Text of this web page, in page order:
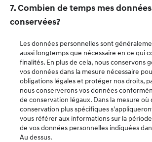
7. Combien de temps mes
conservées?
Les données personnelles sont
aussi longtemps que nécessaire en ce qui
finalités. En plus de cela, nous conservons
vos données dans la mesure nécessaire
obligations légales et protéger nos droits,
nous conserverons vos données
de conservation légaux. Dans la mesure où
conservation plus spécifiques
vous référer aux informations sur la
de vos données personnelles indiquées
Au dessus.